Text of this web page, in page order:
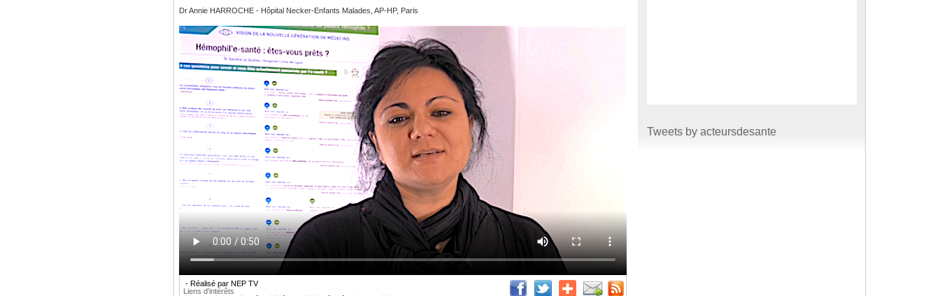
Dr Annie HARROCHE - Hôpital Necker-Enfants Malades, AP-HP, Paris
- Réalisé par NEP TV
Liens d'intérêts
Tweets by acteursdesante